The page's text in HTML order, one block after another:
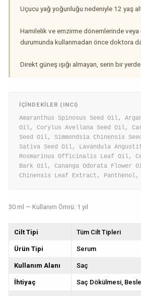
Uçucu yağ yoğunluğu nedeniyle 12 yaş
Hamilelik ve emzirme dönemlerinde veya
durumunda kullanmadan önce doktora
Direkt güneş ışığı almayan, serin bir
İÇINDEKILER (INCI)
Amaranthus Spinosus Seed Oil,
Oil, Corylus Avellana Seed Oil,
Seed Oil, Simmondsia Chinensis
Sativa Seed Oil, Lavandula
Rosmarinus Officinalis Leaf Oil,
Bark Oil, Cananga Odorata Flower
Chinensis Leaf Extract, Panthenol,
30 ml — Kullanım Ömrü: 1 yıl
Cilt Tipi Tüm Cilt Tipleri
Ürün Tipi Serum
Kullanım Alanı Saç
İhtiyaç Saç Dökülmesi